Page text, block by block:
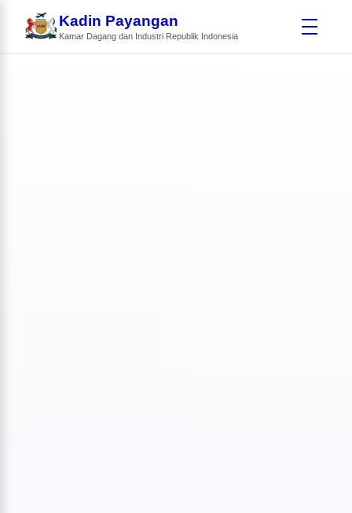
Kadin Payangan
Kamar Dagang dan Industri Republik Indonesia